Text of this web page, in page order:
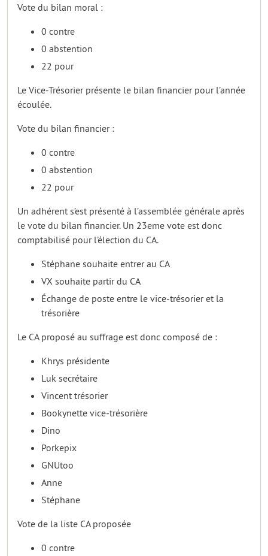
Vote du bilan moral :
0 contre
0 abstention
22 pour
Le Vice-Trésorier présente le bilan financier pour l’année
écoulée.
Vote du bilan financier :
0 contre
0 abstention
22 pour
Un adhérent s’est présenté à l’assemblée générale après
le vote du bilan financier. Un 23eme vote est donc
comptabilisé pour l’élection du CA.
Stéphane souhaite entrer au CA
VX souhaite partir du CA
Échange de poste entre le vice-trésorier et la
trésorière
Le CA proposé au suffrage est donc composé de :
Khrys présidente
Luk secrétaire
Vincent trésorier
Bookynette vice-trésorière
Dino
Porkepix
GNUtoo
Anne
Stéphane
Vote de la liste CA proposée
0 contre